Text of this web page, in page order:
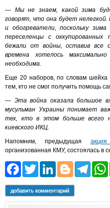
— Мы не знаем, какой зима
говорят, что она будет
и обогреватели, поскольку
переселенцы с
бежали от войны, оставив все
времена хотелось
необходима.
Еще 20 наборов, по словам шейха
тем, кто не смог получить помощь
— Эта война оказала большое
мусульман Украины понимает
тех, кто в этом больше всего
киевского ИКЦ.
Напомним, предыдущая
организованная КМУ, состоялась в
Facebook
Twitter
добавить комментарий